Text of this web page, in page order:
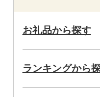
お礼品から探す
ランキングから